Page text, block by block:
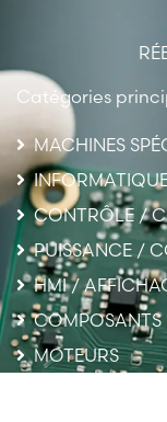
Catégories
MACHINES
CONTRÔLE /
PUISSANCE /
HMI /
COMPOSANTS
MOTEURS